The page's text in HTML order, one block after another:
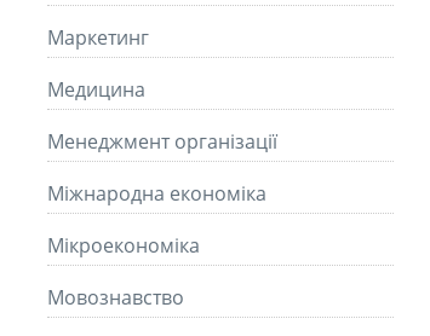
Маркетинг
Медицина
Менеджмент організації
Міжнародна економіка
Мікроекономіка
Мовознавство